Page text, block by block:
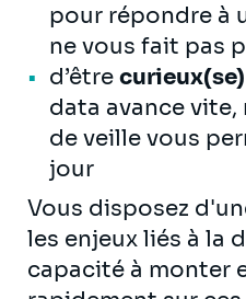
pour répondre à
ne vous fait pas
d’être curieux(se)
data avance
de veille vous
jour
Vous disposez
les enjeux liés à la
capacité à monter